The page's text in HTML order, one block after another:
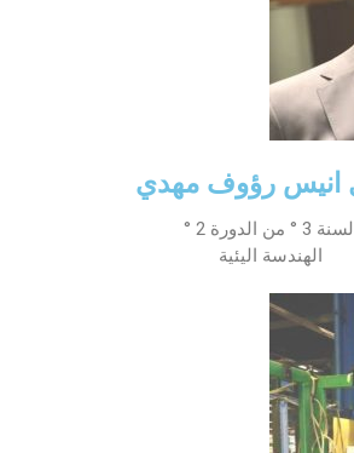
انيس رؤوف مهدي
3 ° من الدورة 2 °
الهندسة اليئية